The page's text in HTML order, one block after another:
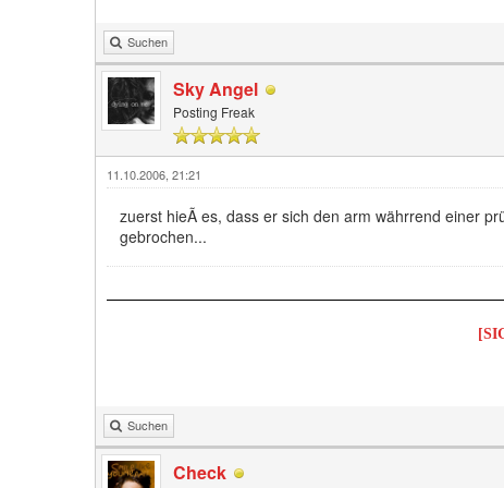
Suchen
Sky Angel
Posting Freak
11.10.2006, 21:21
zuerst hieÃ es, dass er sich den arm währrend einer
gebrochen...
Suchen
Check